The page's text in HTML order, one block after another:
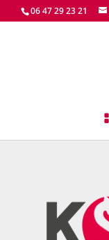
06 47 29 23 21